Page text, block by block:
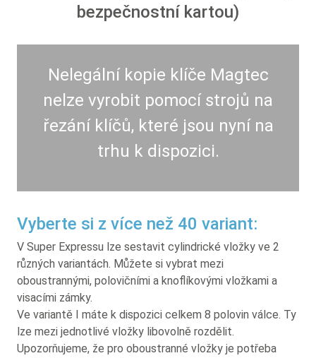
bezpečnostní kartou)
Nelegální kopie klíče Magtec
nelze vyrobit pomocí strojů na
řezání klíčů, které jsou nyní na
trhu k dispozici.
Vyberte si z více než 40 variant:
V Super Expressu lze sestavit cylindrické vložky ve 2
různých variantách. Můžete si vybrat mezi
oboustrannými, polovičními a knoflíkovými vložkami a
visacími zámky.
Ve variantě I máte k dispozici celkem 8 polovin válce. Ty
lze mezi jednotlivé vložky libovolně rozdělit.
Upozorňujeme, že pro oboustranné vložky je potřeba